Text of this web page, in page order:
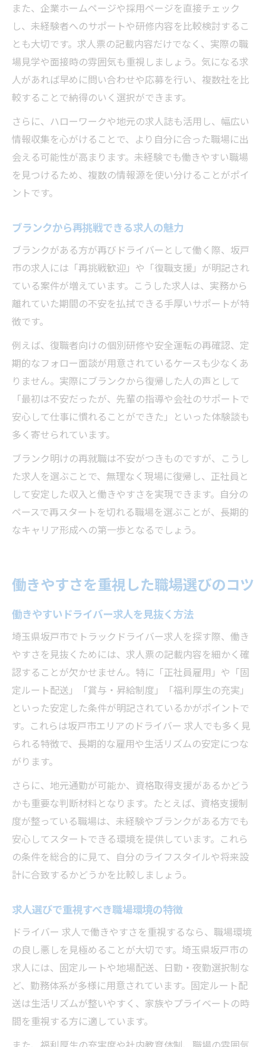
また、企業ホームページや採用ページを直接チェック
し、未経験者へのサポートや研修内容を比較検討するこ
とも大切です。求人票の記載内容だけでなく、実際の職
場見学や面接時の雰囲気も重視しましょう。気になる求
人があれば早めに問い合わせや応募を行い、複数社を比
較することで納得のいく選択ができます。
さらに、ハローワークや地元の求人誌も活用し、幅広い
情報収集を心がけることで、より自分に合った職場に出
会える可能性が高まります。未経験でも働きやすい職場
を見つけるため、複数の情報源を使い分けることがポイ
ントです。
ブランクから再挑戦できる求人の魅力
ブランクがある方が再びドライバーとして働く際、坂戸
市の求人には「再挑戦歓迎」や「復職支援」が明記され
ている案件が増えています。こうした求人は、実務から
離れていた期間の不安を払拭できる手厚いサポートが特
徴です。
例えば、復職者向けの個別研修や安全運転の再確認、定
期的なフォロー面談が用意されているケースも少なくあ
りません。実際にブランクから復帰した人の声として
「最初は不安だったが、先輩の指導や会社のサポートで
安心して仕事に慣れることができた」といった体験談も
多く寄せられています。
ブランク明けの再就職は不安がつきものですが、こうし
た求人を選ぶことで、無理なく現場に復帰し、正社員と
して安定した収入と働きやすさを実現できます。自分の
ペースで再スタートを切れる職場を選ぶことが、長期的
なキャリア形成への第一歩となるでしょう。
働きやすさを重視した職場選びのコツ
働きやすいドライバー求人を見抜く方法
埼玉県坂戸市でトラックドライバー求人を探す際、働き
やすさを見抜くためには、求人票の記載内容を細かく確
認することが欠かせません。特に「正社員雇用」や「固
定ルート配送」「賞与・昇給制度」「福利厚生の充実」
といった安定した条件が明記されているかがポイントで
す。これらは坂戸市エリアのドライバー 求人でも多く見
られる特徴で、長期的な雇用や生活リズムの安定につな
がります。
さらに、地元通勤が可能か、資格取得支援があるかどう
かも重要な判断材料となります。たとえば、資格支援制
度が整っている職場は、未経験やブランクがある方でも
安心してスタートできる環境を提供しています。これら
の条件を総合的に見て、自分のライフスタイルや将来設
計に合致するかどうかを比較しましょう。
求人選びで重視すべき職場環境の特徴
ドライバー 求人で働きやすさを重視するなら、職場環境
の良し悪しを見極めることが大切です。埼玉県坂戸市の
求人には、固定ルートや地場配送、日勤・夜勤選択制な
ど、勤務体系が多様に用意されています。固定ルート配
送は生活リズムが整いやすく、家族やプライベートの時
間を重視する方に適しています。